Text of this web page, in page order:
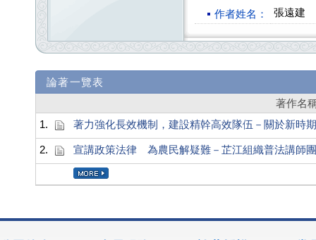
作者姓名： 張遠建
論著一覽表
著作名
1.
著力強化長效機制，建設精幹高效隊伍－關於新時
2. 宣講政策法律 為農民解疑難－芷江組織普法講師